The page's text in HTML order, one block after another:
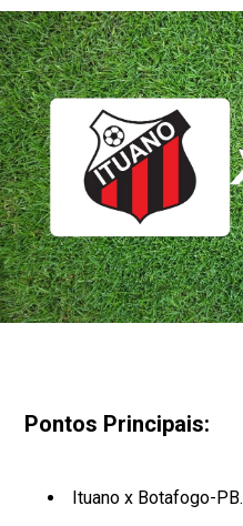
Pontos Principais:
Ituano x Botafogo-PB.